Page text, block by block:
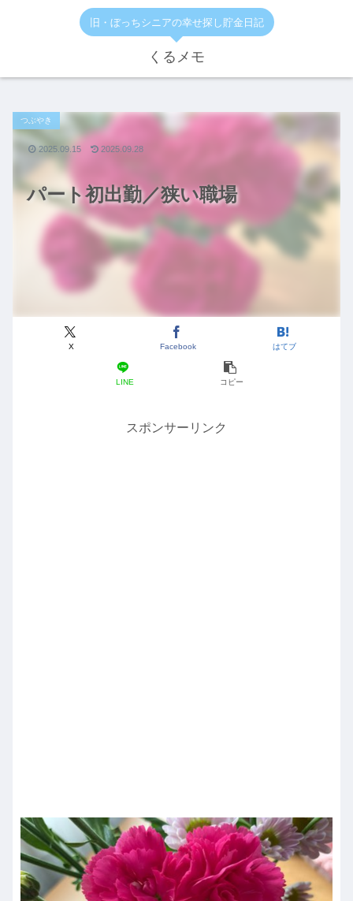
旧・ぼっちシニアの幸せ探し貯金日記
くるメモ
パート初出勤／狭い職場
つぶやき
X Facebook はてブ
LINE コピー
2025.09.15 2025.09.28
スポンサーリンク